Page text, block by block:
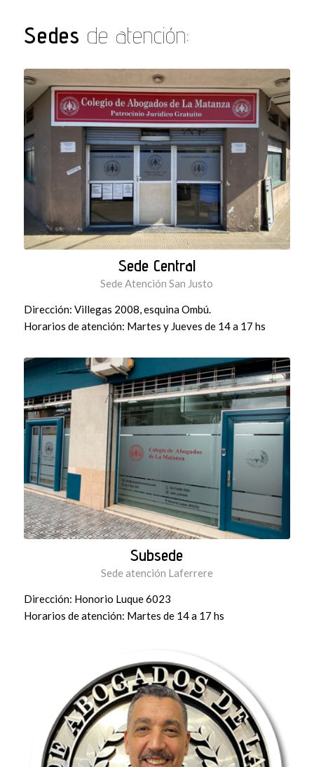
Sedes de atención:
Sede Central
Sede Atención San Justo
Dirección: Villegas 2008, esquina Ombú.
Horarios de atención: Martes y Jueves de 14 a 17 hs
Subsede
Sede atención Laferrere
Dirección: Honorio Luque 6023
Horarios de atención: Martes de 14 a 17 hs